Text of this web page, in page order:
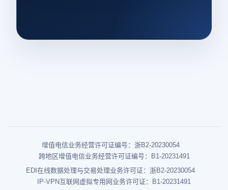
增值电信业务经营许可证编号：浙B2-20230054
跨地区增值电信业务经营许可证编号：B1-20231491
EDI在线数据处理与交易处理业务许可证：浙B2-20230054
IP-VPN互联网虚拟专用网业务许可证：B1-20231491